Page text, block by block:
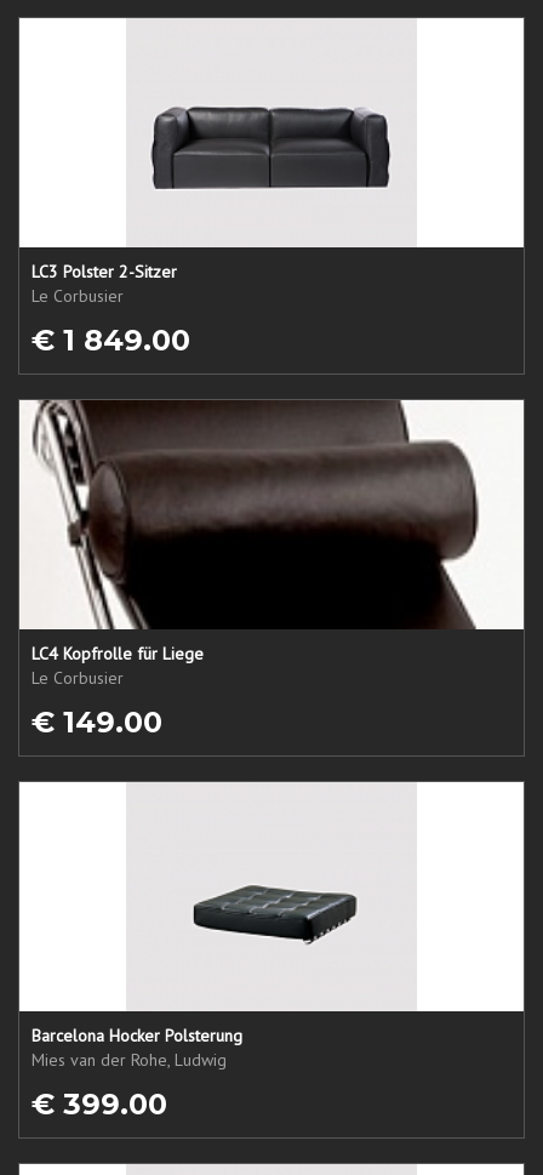
LC3 Polster 2-Sitzer
Le Corbusier
€ 1 849.00
LC4 Kopfrolle für Liege
Le Corbusier
€ 149.00
Barcelona Hocker Polsterung
Mies van der Rohe, Ludwig
€ 399.00